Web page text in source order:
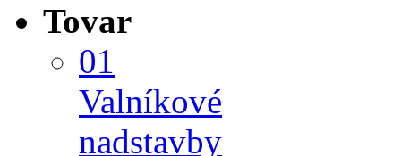
Tovar
01
Valníkové
nadstavby